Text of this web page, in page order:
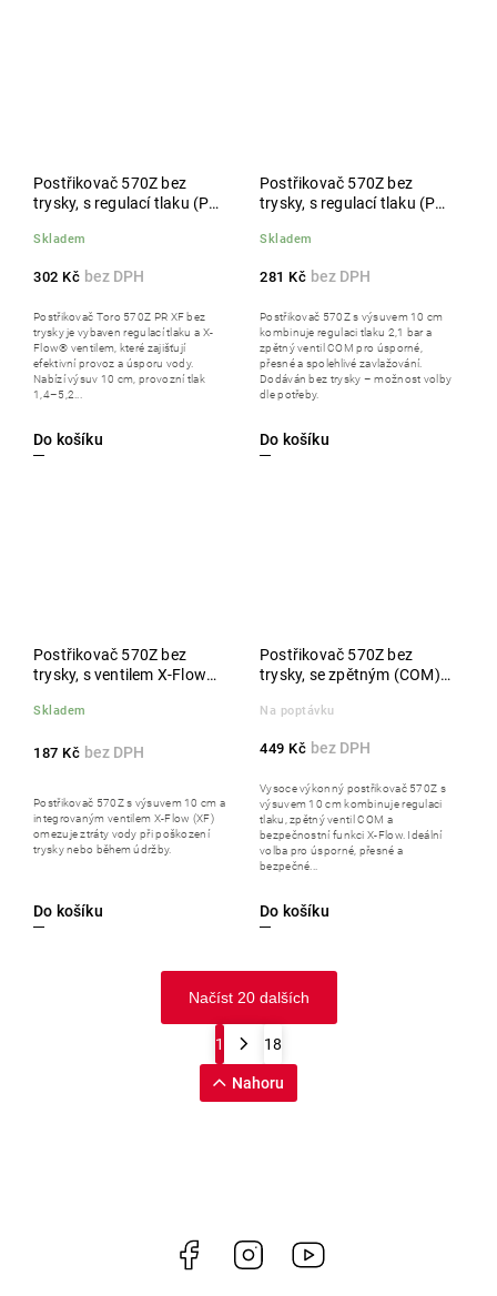
Postřikovač 570Z bez
trysky, s regulací tlaku (PR)
výsuv 10 cm
Skladem
302 Kč
Do košíku
Postřikovač Toro 570Z PR XF bez
trysky je vybaven regulací tlaku a X-
Flow® ventilem, které zajišťují
efektivní provoz a úsporu vody.
Nabízí výsuv 10 cm, provozní tlak
1,4–5,2...
Postřikovač 570Z bez
trysky, s regulací tlaku (PR)
výsuv 10 cm
Skladem
281 Kč
Do košíku
Postřikovač 570Z s výsuvem 10 cm
kombinuje regulaci tlaku 2,1 bar a
zpětný ventil COM pro úsporné,
přesné a spolehlivé zavlažování.
Dodáván bez trysky – možnost volby
dle potřeby.
Postřikovač 570Z bez
trysky, s ventilem X-Flow
Skladem
187 Kč
Do košíku
Postřikovač 570Z s výsuvem 10 cm a
integrovaným ventilem X-Flow (XF)
omezuje ztráty vody při poškození
trysky nebo během údržby.
Postřikovač 570Z bez
trysky, se zpětným (COM)
regulace tlaku, výsuv 10
Na poptávku
449 Kč
Do košíku
Vysoce výkonný postřikovač 570Z s
výsuvem 10 cm kombinuje regulaci
tlaku, zpětný ventil COM a
bezpečnostní funkci X-Flow. Ideální
volba pro úsporné, přesné a
bezpečné...
Načíst 20 dalších
1 18
Nahoru
Facebook Instagram